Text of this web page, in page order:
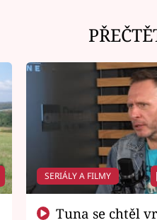
SERIÁLY A FILMY